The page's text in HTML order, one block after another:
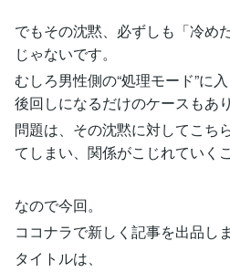
でもその沈黙、必ずしも「冷め
じゃないです。
むしろ男性側の“処理モード”に
後回しになるだけのケースもあり
問題は、その沈黙に対してこち
てしまい、関係がこじれていくこ
なので今回。
ココナラで新しく記事を出品しま
タイトルは、